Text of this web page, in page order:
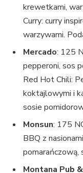
krewetkami,
Curry: curry
warzywami.
Mercado: 125
pepperoni, sos
Red Hot Chili:
koktajlowymi i
sosie
Monsun: 175
BBQ z
pomarańczową,
Montana Pub